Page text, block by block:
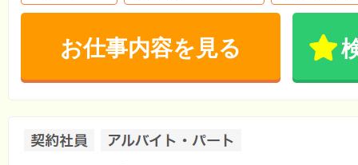
お仕事内容を見る